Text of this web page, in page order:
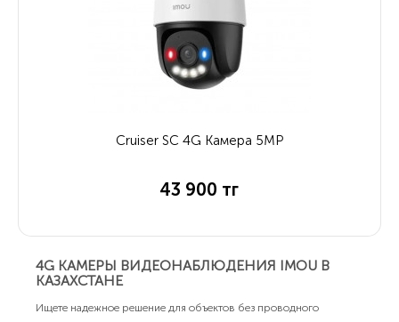
Cruiser SC 4G Камера 5MP
43 900 тг
4G КАМЕРЫ ВИДЕОНАБЛЮДЕНИЯ IMOU В
КАЗАХСТАНЕ
Ищете надежное решение для объектов без проводного